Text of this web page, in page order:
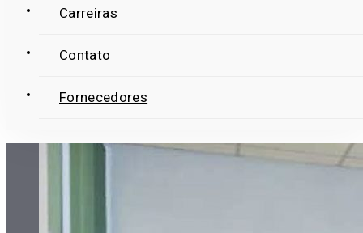
Carreiras
Contato
Fornecedores